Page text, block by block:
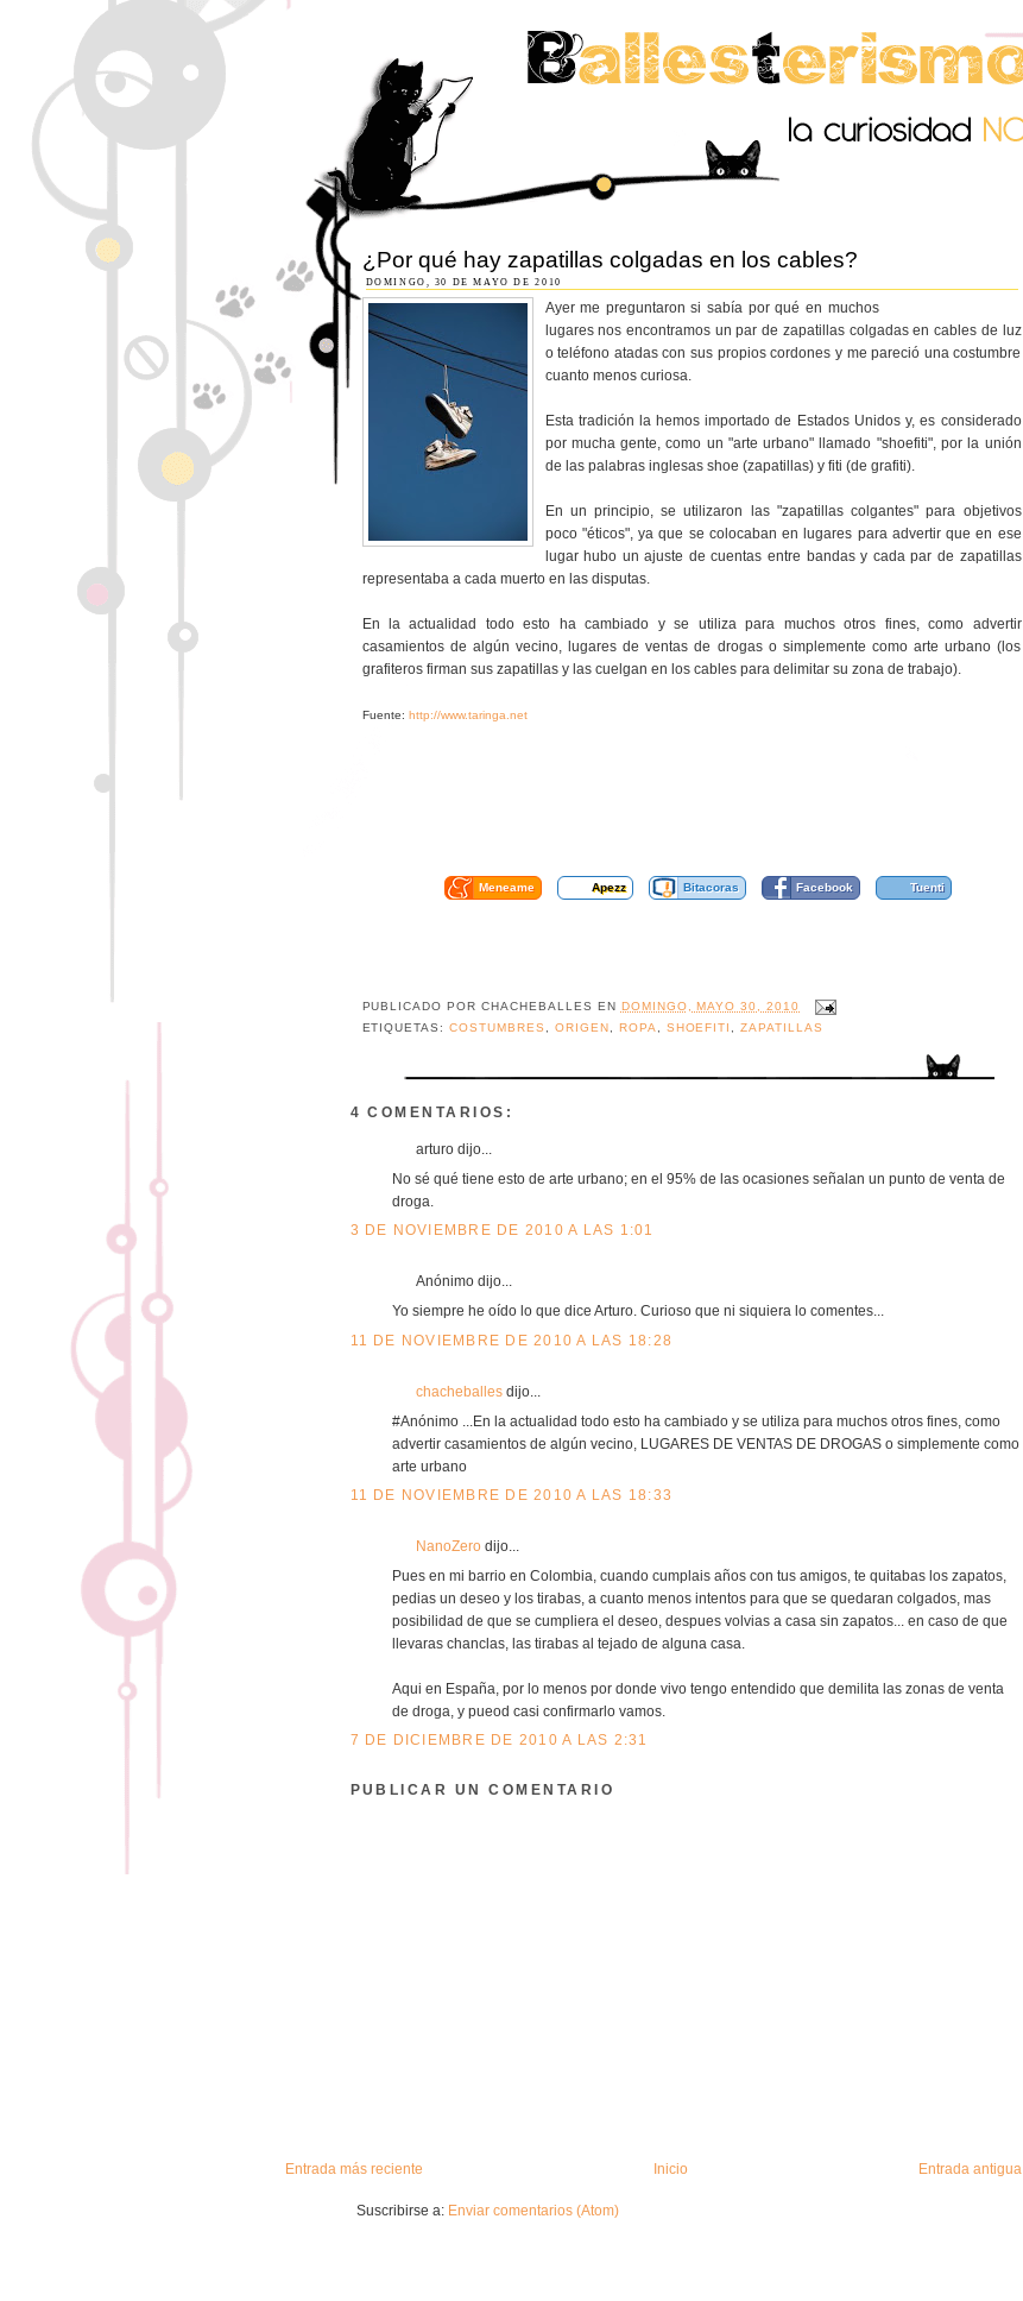
¿Por qué hay zapatillas colgadas en los cables?
DOMINGO, 30 DE MAYO DE 2010
Ayer me preguntaron si sabía por qué en muchos
lugares nos encontramos un par de zapatillas colgadas en cables de luz
o teléfono atadas con sus propios cordones y me pareció una costumbre
cuanto menos curiosa.
Esta tradición la hemos importado de Estados Unidos y, es considerado
por mucha gente, como un "arte urbano" llamado "shoefiti", por la unión
de las palabras inglesas shoe (zapatillas) y fiti (de grafiti).
En un principio, se utilizaron las "zapatillas colgantes" para objetivos
poco "éticos", ya que se colocaban en lugares para advertir que en ese
lugar hubo un ajuste de cuentas entre bandas y cada par de zapatillas
representaba a cada muerto en las disputas.
En la actualidad todo esto ha cambiado y se utiliza para muchos otros fines, como advertir
casamientos de algún vecino, lugares de ventas de drogas o simplemente como arte urbano (los
grafiteros firman sus zapatillas y las cuelgan en los cables para delimitar su zona de trabajo).
Fuente: http://www.taringa.net
Meneame Apezz Bitacoras Facebook Tuenti
PUBLICADO PORCHACHEBALLES EN DOMINGO, MAYO 30, 2010
ETIQUETAS:COSTUMBRES ORIGEN ROPA SHOEFITI ,ZAPATILLAS
4 COMENTARIOS:
arturo dijo...
No sé qué tiene esto de arte urbano; en el 95% de las ocasiones señalan un punto de venta de
droga.
3 DE NOVIEMBRE DE 2010 A LAS 1:01
Anónimo dijo...
Yo siempre he oído lo que dice Arturo. Curioso que ni siquiera lo comentes...
11 DE NOVIEMBRE DE 2010 A LAS 18:28
chacheballesdijo...
#Anónimo ...En la actualidad todo esto ha cambiado y se utiliza para muchos otros fines, como
advertir casamientos de algún vecino, LUGARES DE VENTAS DE DROGAS o simplemente como
arte urbano
11 DE NOVIEMBRE DE 2010 A LAS 18:33
NanoZerodijo...
Pues en mi barrio en Colombia, cuando cumplais años con tus amigos, te quitabas los zapatos,
pedias un deseo y los tirabas, a cuanto menos intentos para que se quedaran colgados, mas
posibilidad de que se cumpliera el deseo, despues volvias a casa sin zapatos... en caso de que
llevaras chanclas, las tirabas al tejado de alguna casa.
Aqui en España, por lo menos por donde vivo tengo entendido que demilita las zonas de venta
de droga, y pueod casi confirmarlo vamos.
7 DE DICIEMBRE DE 2010 A LAS 2:31
PUBLICAR UN COMENTARIO
Entrada más reciente Entrada antigua
Inicio
Suscribirse a: Enviar comentarios (Atom)